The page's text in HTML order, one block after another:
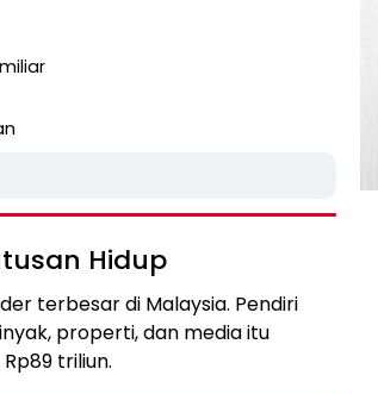
Hidup
terbesar di Malaysia. Pendiri
properti, dan media itu
triliun.